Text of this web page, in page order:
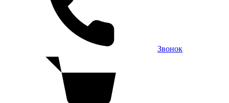
Звонок